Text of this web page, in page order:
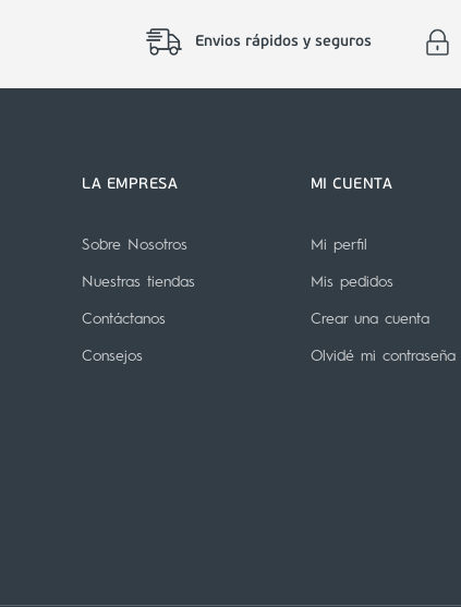
Envios rápidos y seguros
LA EMPRESA
Sobre Nosotros
Nuestras tiendas
Contáctanos
Consejos
MI CUENTA
Mi perfil
Mis pedidos
Crear una cuenta
Olvidé mi contraseña